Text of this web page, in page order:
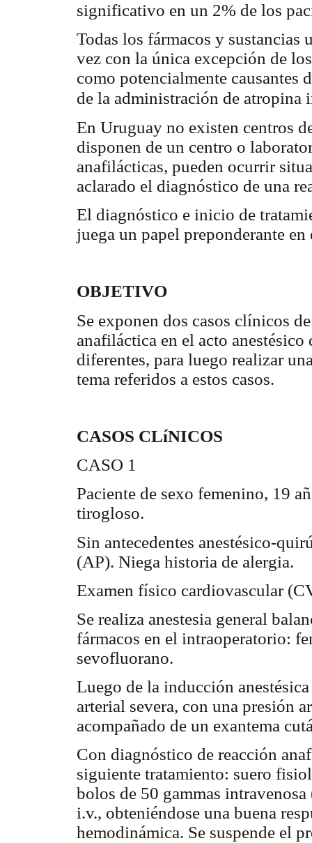
significativo en un 2% de los
Todas los fármacos y sustancias
vez con la única excepción de
como potencialmente causantes
de la administración de atropina
En Uruguay no existen centros
disponen de un centro o
anafilácticas, pueden ocurrir
aclarado el diagnóstico de una
El diagnóstico e inicio de
juega un papel preponderante
OBJETIVO
Se exponen dos casos clínicos
anafiláctica en el acto
diferentes, para luego realizar
tema referidos a estos casos.
CASOS CLíNICOS
CASO 1
Paciente de sexo femenino, 19
tirogloso.
Sin antecedentes anestésico-
(AP). Niega historia de alergia.
Examen físico cardiovascular
Se realiza anestesia general
fármacos en el intraoperatorio:
sevofluorano.
Luego de la inducción
arterial severa, con una presión
acompañado de un exantema
Con diagnóstico de reacción
siguiente tratamiento: suero
bolos de 50 gammas
i.v., obteniéndose una buena
hemodinámica. Se suspende el